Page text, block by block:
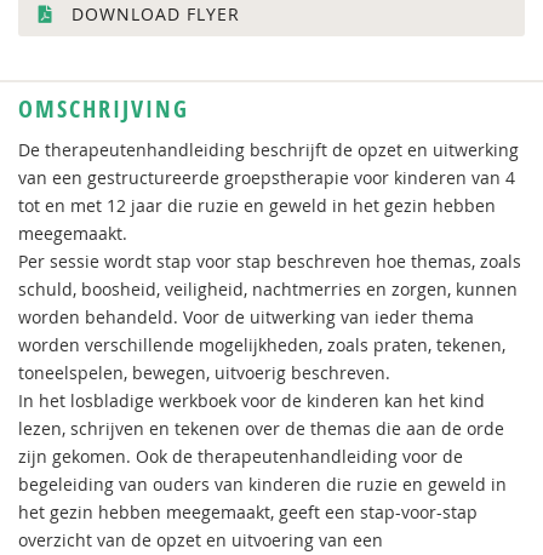
DOWNLOAD FLYER
OMSCHRIJVING
De therapeutenhandleiding beschrijft de opzet en uitwerking
van een gestructureerde groepstherapie voor kinderen van 4
tot en met 12 jaar die ruzie en geweld in het gezin hebben
meegemaakt.
Per sessie wordt stap voor stap beschreven hoe themas, zoals
schuld, boosheid, veiligheid, nachtmerries en zorgen, kunnen
worden behandeld. Voor de uitwerking van ieder thema
worden verschillende mogelijkheden, zoals praten, tekenen,
toneelspelen, bewegen, uitvoerig beschreven.
In het losbladige werkboek voor de kinderen kan het kind
lezen, schrijven en tekenen over de themas die aan de orde
zijn gekomen. Ook de therapeutenhandleiding voor de
begeleiding van ouders van kinderen die ruzie en geweld in
het gezin hebben meegemaakt, geeft een stap-voor-stap
overzicht van de opzet en uitvoering van een